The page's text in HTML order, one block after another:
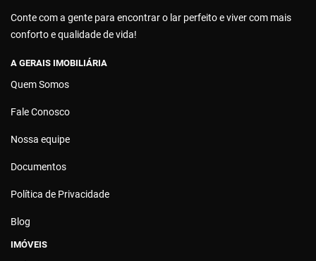
Conte com a gente para encontrar o lar perfeito e viver com mais
conforto e qualidade de vida!
A GERAIS IMOBILIÁRIA
Quem Somos
Fale Conosco
Nossa equipe
Documentos
Política de Privacidade
Blog
IMÓVEIS